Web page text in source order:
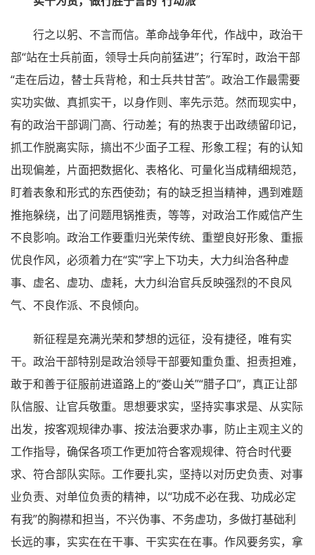
行之以躬、不言而信。革命战争年代，作战中，政治干
部“站在士兵前面，领导士兵向前猛进”；行军时，政治干部
“走在后边，替士兵背枪，和士兵共甘苦”。政治工作最需要
实功实做、真抓实干，以身作则、率先示范。然而现实中，
有的政治干部调门高、行动差；有的热衷于出政绩留印记，
抓工作脱离实际，搞出不少面子工程、形象工程；有的认知
出现偏差，片面把数据化、表格化、可量化当成精细规范，
盯着表象和形式的东西使劲；有的缺乏担当精神，遇到难题
推拖躲绕，出了问题甩锅推责，等等，对政治工作威信产生
不良影响。政治工作要重归光荣传统、重塑良好形象、重振
优良作风，必须着力在“实”字上下功夫，大力纠治各种虚
事、虚名、虚功、虚耗，大力纠治官兵反映强烈的不良风
气、不良作派、不良倾向。
新征程是充满光荣和梦想的远征，没有捷径，唯有实
干。政治干部特别是政治领导干部要知重负重、担责担难，
敢于和善于征服前进道路上的“娄山关”“腊子口”，真正让部
队信服、让官兵敬重。思想要求实，坚持实事求是、从实际
出发，按客观规律办事、按法治要求办事，防止主观主义的
工作指导，确保各项工作更加符合客观规律、符合时代要
求、符合部队实际。工作要扎实，坚持以对历史负责、对事
业负责、对单位负责的精神，以“功成不必在我、功成必定
有我”的胸襟和担当，不兴伪事、不务虚功，多做打基础利
长远的事，实实在在干事、干实实在在事。作风要务实，拿